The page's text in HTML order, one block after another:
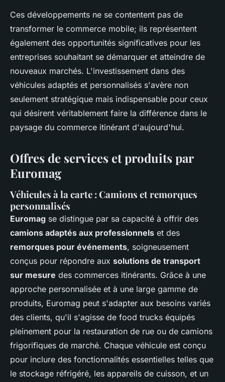
Ces développements ne se contentent pas de
transformer le commerce mobile; ils représentent
également des opportunités significatives pour les
entreprises souhaitant se démarquer et atteindre de
nouveaux marchés. L'investissement dans des
véhicules adaptés et personnalisés s'avère non
seulement stratégique mais indispensable pour ceux
qui désirent véritablement faire la différence dans le
paysage du commerce itinérant d'aujourd'hui.
Offres de services et produits par
Euromag
Véhicules à la carte : Camions et remorques
personnalisés
Euromag se distingue par sa capacité à offrir des
camions adaptés aux professionnels et des
remorques pour événements, soigneusement
conçus pour répondre aux solutions de transport
sur mesure des commerces itinérants. Grâce à une
approche personnalisée et à une large gamme de
produits, Euromag peut s'adapter aux besoins variés
des clients, qu'il s'agisse de food trucks équipés
pleinement pour la restauration de rue ou de camions
frigorifiques de marché. Chaque véhicule est conçu
pour inclure des fonctionnalités essentielles telles que
le stockage réfrigéré, les appareils de cuisson, et un